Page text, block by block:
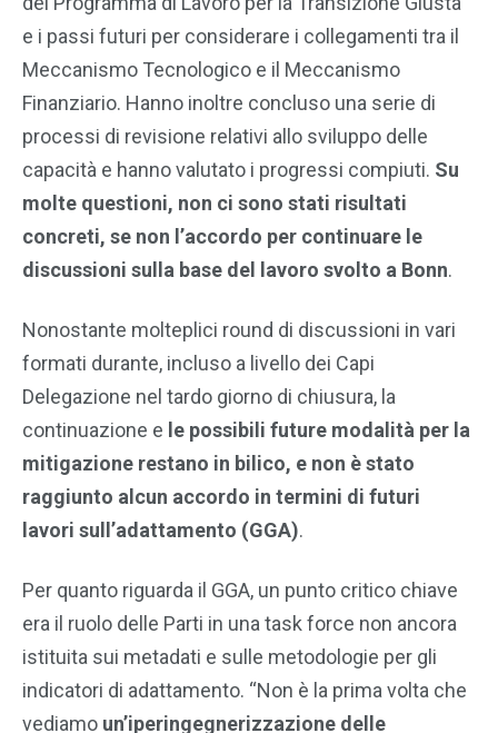
e i passi futuri per considerare i collegamenti tra il
Meccanismo Tecnologico e il Meccanismo
Finanziario. Hanno inoltre concluso una serie di
processi di revisione relativi allo sviluppo delle
capacità e hanno valutato i progressi compiuti. Su
molte questioni, non ci sono stati risultati
concreti, se non l’accordo per continuare le
discussioni sulla base del lavoro svolto a Bonn.
Nonostante molteplici round di discussioni in vari
formati durante, incluso a livello dei Capi
Delegazione nel tardo giorno di chiusura, la
continuazione e le possibili future modalità per la
mitigazione restano in bilico, e non è stato
raggiunto alcun accordo in termini di futuri
lavori sull’adattamento (GGA).
Per quanto riguarda il GGA, un punto critico chiave
era il ruolo delle Parti in una task force non ancora
istituita sui metadati e sulle metodologie per gli
indicatori di adattamento. “Non è la prima volta che
vediamo un’iperingegnerizzazione delle